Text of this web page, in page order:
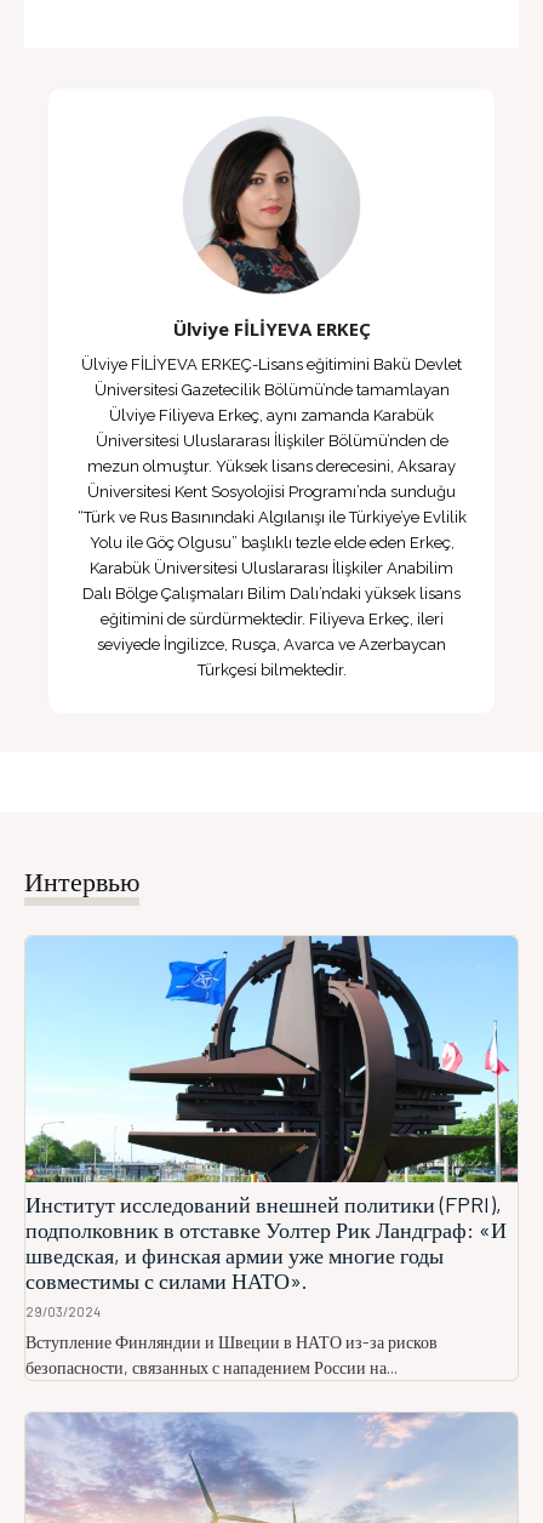
Ülviye FİLİYEVA ERKEÇ
Ülviye FİLİYEVA ERKEÇ-Lisans eğitimini Bakü Devlet
Üniversitesi Gazetecilik Bölümü’nde tamamlayan
Ülviye Filiyeva Erkeç, aynı zamanda Karabük
Üniversitesi Uluslararası İlişkiler Bölümü’nden de
mezun olmuştur. Yüksek lisans derecesini, Aksaray
Üniversitesi Kent Sosyolojisi Programı’nda sunduğu
“Türk ve Rus Basınındaki Algılanışı ile Türkiye’ye Evlilik
Yolu ile Göç Olgusu” başlıklı tezle elde eden Erkeç,
Karabük Üniversitesi Uluslararası İlişkiler Anabilim
Dalı Bölge Çalışmaları Bilim Dalı’ndaki yüksek lisans
eğitimini de sürdürmektedir. Filiyeva Erkeç, ileri
seviyede İngilizce, Rusça, Avarca ve Azerbaycan
Türkçesi bilmektedir.
Интервью
Институт исследований внешней политики (FPRI),
подполковник в отставке Уолтер Рик Ландграф: «И
шведская, и финская армии уже многие годы
совместимы с силами НАТО».
29/03/2024
Вступление Финляндии и Швеции в НАТО из-за рисков
безопасности, связанных с нападением России на...